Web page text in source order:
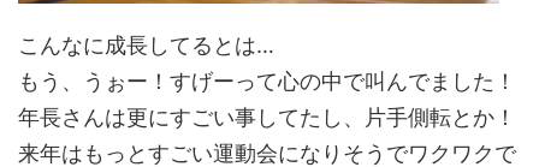
こんなに成長してるとは…
もう、うぉー！すげーって心の中で叫んでました！
年長さんは更にすごい事してたし、片手側転とか！
来年はもっとすごい運動会になりそうでワクワクで